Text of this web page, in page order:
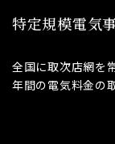
特定規模電気
全国に取次店網を
年間の電気料金の